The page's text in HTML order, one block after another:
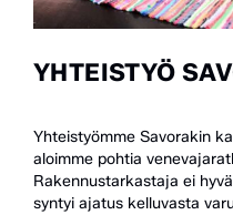
YHTEISTYÖ
Yhteistyömme Savorakin
aloimme pohtia
Rakennustarkastaja ei
syntyi ajatus kelluvasta